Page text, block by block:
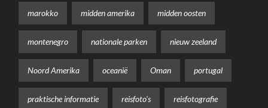
marokko midden amerika midden oosten
montenegro nationale parken nieuw zeeland
Noord Amerika oceanië Oman portugal
praktische informatie reisfoto's reisfotografie